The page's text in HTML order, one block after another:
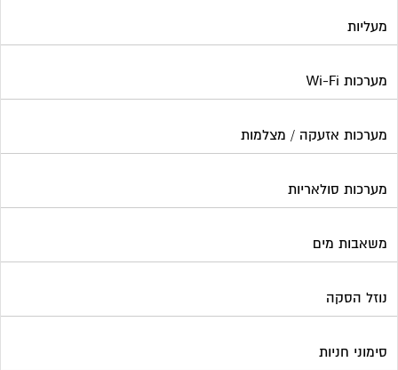
מעליות
מערכות Wi-Fi
מערכות אזעקה / מצלמות
מערכות סולאריות
משאבות מים
נוזל הסקה
סימוני חניות